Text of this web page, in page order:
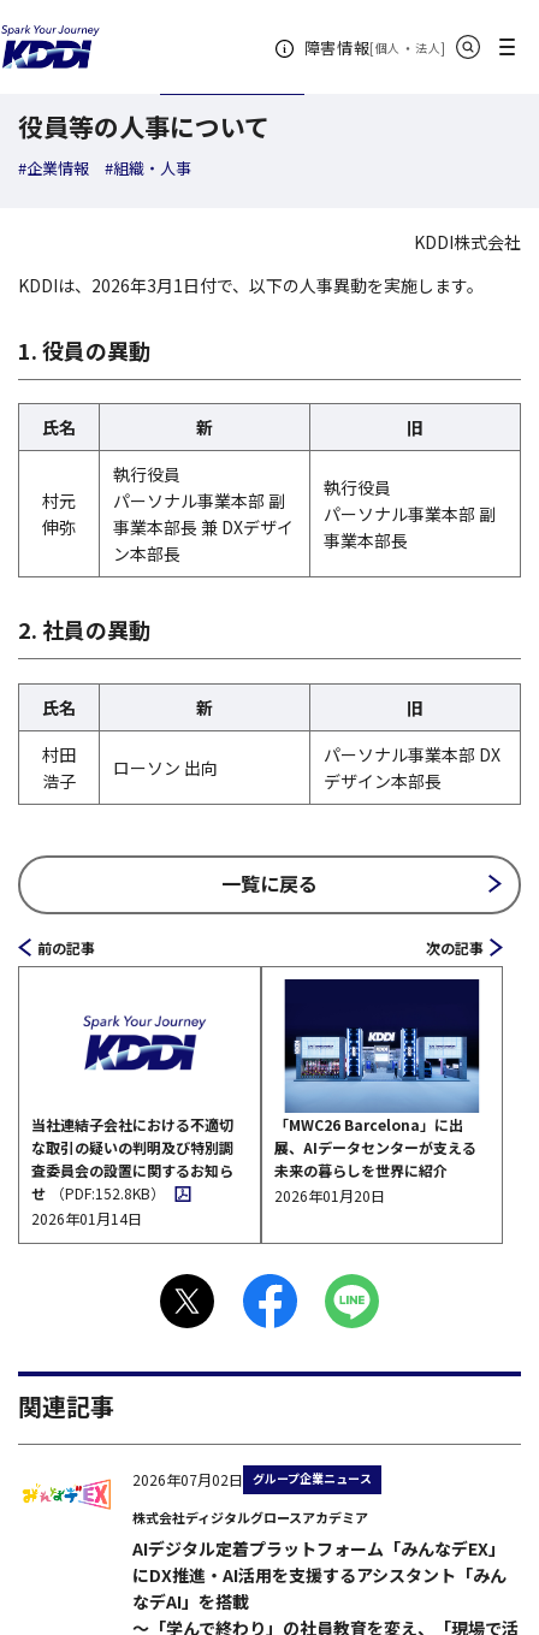
障害情報[個人 ・ 法人新規ウィンドウ
]
メニュー
役員等の人事について
#企業情報 #組織・人事
KDDI株式会社
KDDIは、2026年3月1日付で、以下の人事異動を実施します。
1. 役員の異動
氏名 新 旧
村元
伸弥
執行役員
パーソナル事業本部 副
事業本部長 兼 DXデザイ
ン本部長
執行役員
パーソナル事業本部 副
事業本部長
2. 社員の異動
氏名 新
旧
村田
浩子
ローソン 出向
パーソナル事業本部 DX
デザイン本部長
一覧に戻る
前の記事
当社連結子会社における不適切
な取引の疑いの判明及び特別調
査委員会の設置に関するお知ら
せ
（PDF:152.8KB）
2026年01月14日
次の記事
「MWC26 Barcelona」に出
展、AIデータセンターが支える
未来の暮らしを世界に紹介
2026年01月20日
関連記事
2026年07月02日 グループ企業ニュース
株式会社ディジタルグロースアカデミア
AIデジタル定着プラットフォーム「みんなデEX」
にDX推進・AI活用を支援するアシスタント「みん
なデAI」を搭載
～「学んで終わり」の社員教育を変え、「現場で活